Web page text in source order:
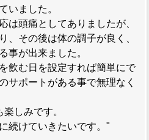
いました。
は頭痛としてありましたが、
、その後は体の調子が良く、
事が出来ました。
飲む日を設定すれば簡単にで
サポートがある事で無理なく
しみです。
続けていきたいです。"